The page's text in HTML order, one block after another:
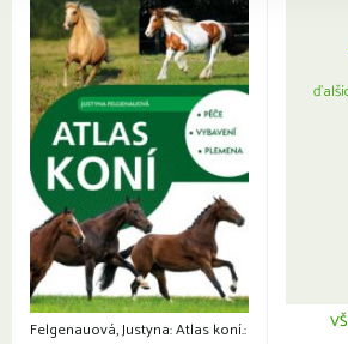
Felgenauová, Justyna: Atlas koní.: